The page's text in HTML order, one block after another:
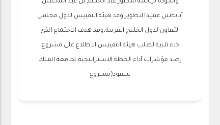
أبابطين عميد التطوير وفد هيئة التقييس لدول مجلس
التعاون لدول الخليج العربية،وقد هدف الاجتماع الذي
جاء تلبية لطلب هيئة التقييس الاطلاع على مشروع
رصد مؤشرات أداء الخطة الاستراتيجية لجامعة الملك
سعود(مشروع